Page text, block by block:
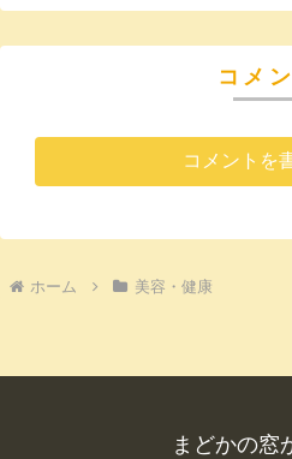
コメ
コメントを
ホーム 美容・健康
まどかの窓